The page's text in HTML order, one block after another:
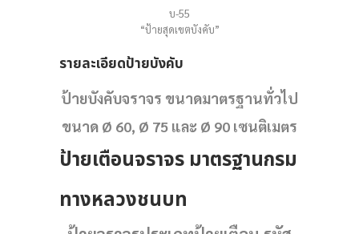
บ-55
“ป้ายสุดเขตบังคับ”
รายละเอียดป้ายบังคับ
ป้ายบังคับจราจร ขนาดมาตรฐานทั่วไป
ขนาด Ø 60, Ø 75 และ Ø 90 เซนติเมตร
ป้ายเตือนจราจร มาตรฐานกรม
ทางหลวงชนบท